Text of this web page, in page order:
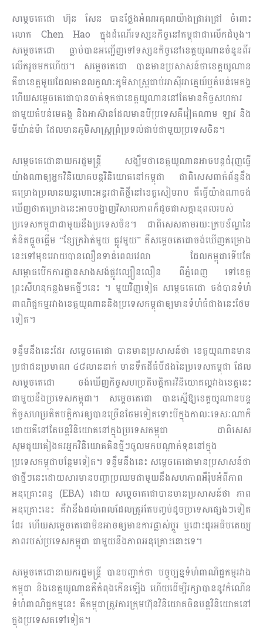
សម្តេចតេជោ ហ៊ុន សែន បានថ្លែងអំណរគុណយ៉ាងជ្រាវជ្រៅ ចំពោះ
លោក Chen Hao ក្នុងដំណើរទស្សនកិច្ចនៅកម្ពុជាជាលើកដំបូង។
សម្ដេចតេជោ ធ្លាប់បានអញ្ជើញទៅទស្សនកិច្ចនៅខេត្តយូណានចំនួនពីរ
លើករួចមកហើយ។ សម្តេចតេជោ បានមានប្រសាសន៍ថាខេត្តយូណាន
គឺជាខេត្តមួយដែលមានលក្ខណៈភូមិសាស្រ្តជាប់អាស៊ីអាគ្នេយ៍ឬតំបន់មេគង្គ
ហើយសម្ដេចតេជោបានចាត់ទុកថាខេត្តយូណាននៅតែមានកិច្ចសហការ
ជាមួយតំបន់មេគង្គ និងអាស៊ានដែលមានបីប្រទេសគឺវៀតណាម ឡាវ និង
មីយ៉ាន់ម៉ា ដែលមានភូមិសាស្ត្រព្រំប្រទល់ជាប់ជាមួយប្រទេសចិន។
សម្ដេចតេជោនាយករដ្ឋមន្ត្រី សង្ឃឹមថាខេត្តយូណានអាចបន្តជំរុញធ្វើ
យ៉ាងណាឲ្យអ្នកវិនិយោគបន្តវិនិយោគនៅកម្ពុជា ជាពិសេសពាក់ព័ន្ធនឹង
គម្រោងប្រលានយន្តហោះអន្តរជាតិថ្មីនៅខេត្តសៀមរាប គឺធ្វើយ៉ាងណាចង់
ឃើញថាគម្រោងនេះអាចបង្ហាញវិសាលភាពក៏ដូចជាសក្កានុពលរបស់
ប្រទេសកម្ពុជាជាមួយនឹងប្រទេសចិន។ ជាពិសេសតាមរយៈក្របខ័ណ្ឌនៃ
គំនិតផ្តួចផ្តើម “ខ្សែក្រវ៉ាត់មួយ ផ្លូវមួយ” គឺសម្ដេចតេជោចង់ឃើញគម្រោង
នេះទៅមុខអោយបានលឿនទាន់ពេលវេលា ដែលកម្ពុជាទើបតែ
សម្ភោធបើកការដ្ឋានសាងសង់ផ្លូវល្បឿនលឿន ពីភ្នំពេញ ទៅខេត្ត
ព្រះសីហនុកន្លងមកថ្មីៗនេះ ។ មួយវិញទៀត សម្ដេចតេជោ ចង់បានទំហំ
ពាណិជ្ជកម្មរវាងខេត្តយូណាននិងប្រទេសកម្ពុជាឲ្យមានទំហំធំជាងនេះថែម
ទៀត។
ទន្ទឹមនឹងនេះដែរ សម្តេចតេជោ បានមានប្រសាសន៍ថា ខេត្តយូណានមាន
ប្រជាជនប្រមាណ ៤៨លាននាក់ មានទឹកដីធំបីដងនៃប្រទេសកម្ពុជា ដែល
សម្ដេចតេជោ ចង់ឃើញកិច្ចសហប្រតិបត្តិការវិនិយោគល្អវាងខេត្តនេះ
ជាមួយនឹងប្រទេសកម្ពុជា។ សម្តេចតេជោ បានស្នើឱ្យខេត្តយូណានបន្ត
កិច្ចសហប្រតិតបត្តិការឲ្យបានច្រើនថែមទៀតទោះបីក្នុងកាលៈទេសៈណាក៏
ដោយគឺនៅតែបន្តវិនិយោគនៅក្នុងប្រទេសកម្ពុជា ជាពិសេស
សូមជួយគៀងគរអ្នកវិនិយោគគិនថ្មីៗចូលមកបណ្ដាក់ទុននៅក្នុង
ប្រទេសកម្ពុជាបន្ថែមទៀត។ ទន្ទឹមនឹងនេះ សម្តេចតេជោមានប្រសាសន៍ថា
ថាថ្មីៗនេះដោយសារមានបញ្ហាប្រឈមជាមួយនឹងសហភាពអឺរ៉ុបអំពីភាព
អនុគ្រោះពន្ធ (EBA) ដោយ សម្ដេចតេជោបានមានប្រសាសន៍ថា ភាព
អនុគ្រោះនេះ គឺវានឹងដល់ពេលដែលត្រូវតែបញ្ចប់ដូចប្រទេសផ្សេងៗទៀត
ដែរ ហើយសម្ដេចតេជោមិនអាចឲ្យមានការផ្លាស់ប្ដូរ ឬដោះដូរអធិបតេយ្យ
ភាពរបស់ប្រទេសកម្ពុជា ជាមួយនឹងភាពអនុគ្រោះនោះទេ។
សម្ដេចតេជោនាយករដ្ឋមន្ត្រី បានបញ្ជាក់ថា បច្ចុប្បន្នទំហំពាណិជ្ជកម្មរវាង
កម្ពុជា និងខេត្តយូណានគឺកំពុងកើនឡើង ហើយដើម្បីរក្សាបាននូវកំណើន
ទំហំពាណិជ្ជកម្មនេះ គឺកម្ពុជាត្រូវការក្រុមហ៊ុនវិនិយោគចិនបន្តវិនិយោគនៅ
ក្នុងប្រទេសតទៅទៀត។